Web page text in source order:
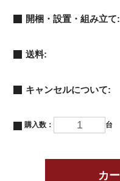
開梱・設置・組み立て:
送料:
キャンセルについて:
購入数： 台